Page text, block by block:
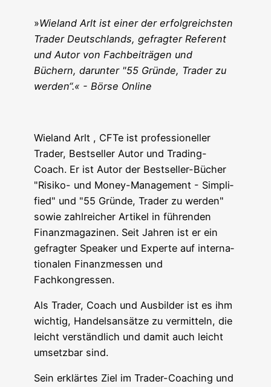
»Wie­land Arlt ist einer der erfolg­reichs­ten
Trader Deutsch­lands, gefrag­ter Refe­rent
und Autor von Fach­bei­trä­gen und
Büchern, dar­un­ter "55 Grün­de, Trader zu
wer­den“.« - Bör­se Online
Wie­land Arlt , CFTe ist pro­fes­sio­nel­ler
Trader, Best­sel­ler Autor und Tra­ding-
Coach. Er ist Autor der Best­sel­ler-Bücher
"Risi­ko- und Money-Manage­ment - Sim­pli­
fied" und "55 Grün­de, Trader zu wer­den"
sowie zahl­rei­cher Arti­kel in füh­ren­den
Finanz­ma­ga­zi­nen. Seit Jah­ren ist er ein
gefrag­ter Spea­k­er und Exper­te auf inter­na­
tio­na­len Finanz­mes­sen und
Fachkongressen.
Als Trader, Coach und Aus­bil­der ist es ihm
wich­tig, Han­dels­an­sät­ze zu ver­mit­teln, die
leicht ver­ständ­lich und damit auch leicht
umsetz­bar sind.
Sein erklär­tes Ziel im Trader-Coa­ching und